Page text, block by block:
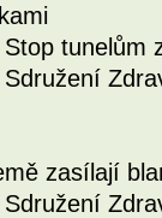
tunelům
zasílají